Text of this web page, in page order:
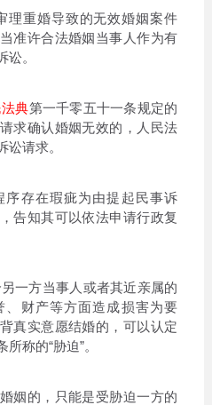
重婚导致的无效婚姻案件
准许合法婚姻当事人作为有
。
典第一千零五十一条规定的
求确认婚姻无效的，人民法
请求。
存在瑕疵为由提起民事诉
告知其可以依法申请行政复
方当事人或者其近亲属的
、财产等方面造成损害为要
真实意愿结婚的，可以认定
称的“胁迫”。
的，只能是受胁迫一方的